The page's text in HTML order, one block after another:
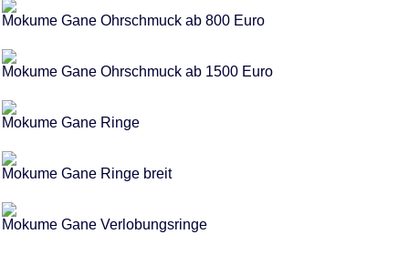
Mokume Gane Ohrschmuck ab 800 Euro
Mokume Gane Ohrschmuck ab 1500 Euro
Mokume Gane Ringe
Mokume Gane Ringe breit
Mokume Gane Verlobungsringe